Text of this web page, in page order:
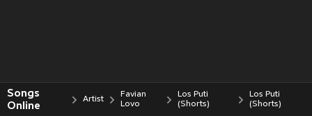
Songs
Online
Artist
Favian
Lovo
Los Puti
(Shorts)
Los Puti
(Shorts)